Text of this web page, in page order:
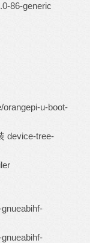
86-generic
orangepi-u-boot-
device-tree-